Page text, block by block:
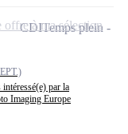
par la
Imaging Europe
CDITemps plein
offre à ma sélection